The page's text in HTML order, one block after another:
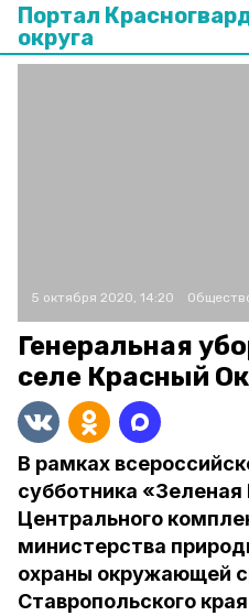
Портал
округа
5 октября 2020, 14:20
Генеральная
селе Красный
В рамках
субботника
Центрального
министерства
охраны окружающей
Ставропольского